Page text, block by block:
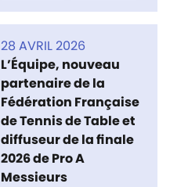
28 AVRIL 2026
L’Équipe, nouveau
partenaire de la
Fédération Française
de Tennis de Table et
diffuseur de la finale
2026 de Pro A
Messieurs